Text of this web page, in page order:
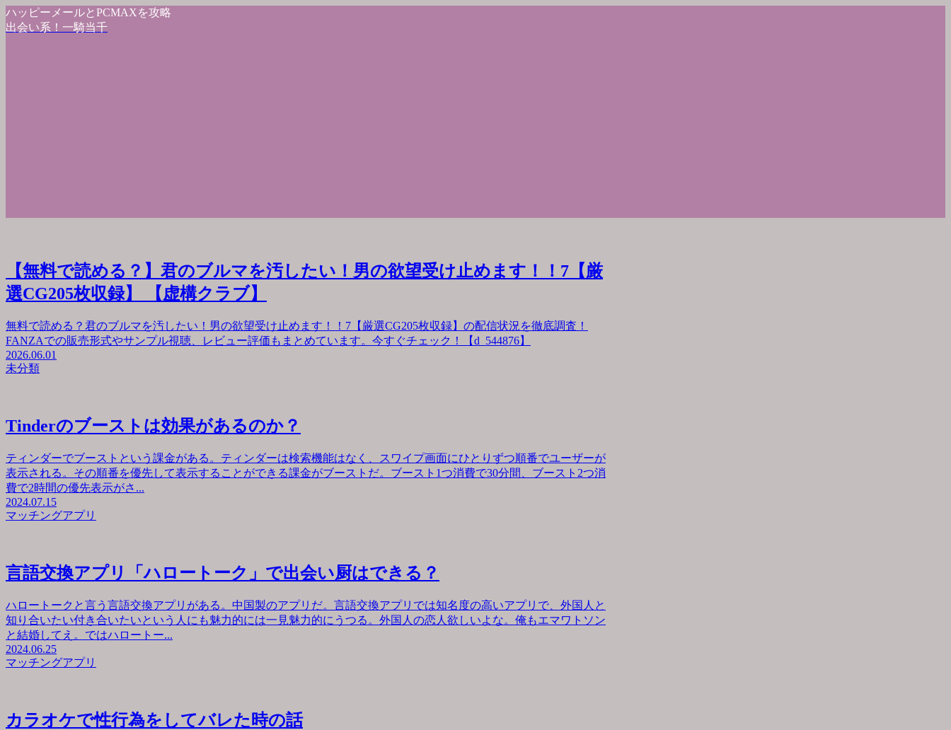
ハッピーメールとPCMAXを攻略
出会い系！一騎当千
【無料で読める？】君のブルマを汚したい！男の欲望受け止めます！！7【厳
選CG205枚収録】 【虚構クラブ】
無料で読める？君のブルマを汚したい！男の欲望受け止めます！！7【厳選CG205枚収録】の配信状況を徹底調査！
FANZAでの販売形式やサンプル視聴、レビュー評価もまとめています。今すぐチェック！【d_544876】
2026.06.01
未分類
Tinderのブーストは効果があるのか？
ティンダーでブーストという課金がある。ティンダーは検索機能はなく、スワイプ画面にひとりずつ順番でユーザーが
表示される。その順番を優先して表示することができる課金がブーストだ。ブースト1つ消費で30分間、ブースト2つ消
費で2時間の優先表示がさ...
2024.07.15
マッチングアプリ
言語交換アプリ「ハロートーク」で出会い厨はできる？
ハロートークと言う言語交換アプリがある。中国製のアプリだ。言語交換アプリでは知名度の高いアプリで、外国人と
知り合いたい付き合いたいという人にも魅力的には一見魅力的にうつる。外国人の恋人欲しいよな。俺もエマワトソン
と結婚してえ。ではハロートー...
2024.06.25
マッチングアプリ
カラオケで性行為をしてバレた時の話